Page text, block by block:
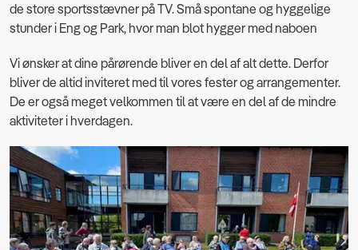
de store sportsstævner på TV. Små spontane og hyggelige
stunder i Eng og Park, hvor man blot hygger med naboen
Vi ønsker at dine pårørende bliver en del af alt dette. Derfor
bliver de altid inviteret med til vores fester og arrangementer.
De er også meget velkommen til at være en del af de mindre
aktiviteter i hverdagen.